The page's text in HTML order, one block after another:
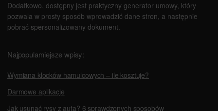
Dodatkowo, dostępny jest praktyczny generator umowy, który
pozwala w prosty sposób wprowadzić dane stron, a następnie
pobrać spersonalizowany dokument.
Najpopularniejsze wpisy:
Wymiana klocków hamulcowych – ile kosztuje?
Darmowe aplikacje
Jak usunąć rysy z auta? 6 sprawdzonych sposobów